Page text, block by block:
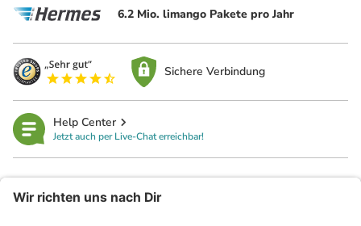
6.2 Mio. limango Pakete pro Jahr
Sichere Verbindung
Help Center
Jetzt auch per Live-Chat erreichbar!